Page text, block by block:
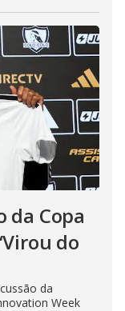
da Copa
do
da
Week